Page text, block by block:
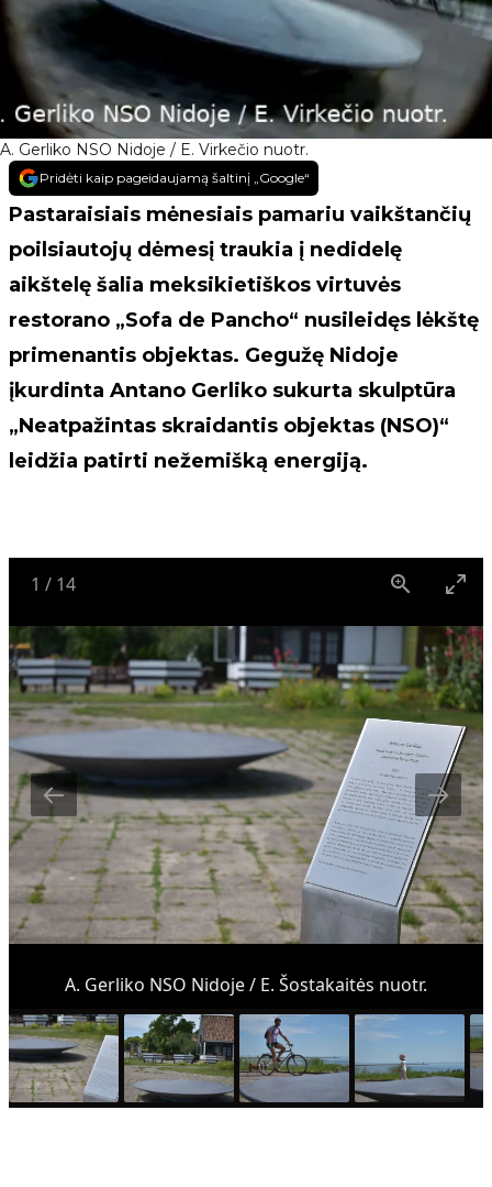
A. Gerliko NSO Nidoje / E. Virkečio nuotr.
Pridėti kaip pageidaujamą šaltinį „Google“
Pastaraisiais mėnesiais pamariu vaikštančių
poilsiautojų dėmesį traukia į nedidelę
aikštelę šalia meksikietiškos virtuvės
restorano „Sofa de Pancho“ nusileidęs lėkštę
primenantis objektas. Gegužę Nidoje
įkurdinta Antano Gerliko sukurta skulptūra
„Neatpažintas skraidantis objektas (NSO)“
leidžia patirti nežemišką energiją.
1 / 14
A. Gerliko NSO Nidoje / E. Šostakaitės nuotr.